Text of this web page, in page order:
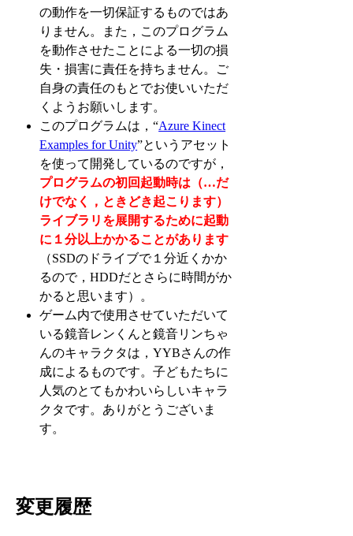
の動作を一切保証するものではあ
りません。また，このプログラム
を動作させたことによる一切の損
失・損害に責任を持ちません。ご
自身の責任のもとでお使いいただ
くようお願いします。
このプログラムは，“Azure Kinect
Examples for Unity”というアセット
を使って開発しているのですが，
プログラムの初回起動時は（…だ
けでなく，ときどき起こります）
ライブラリを展開するために起動
に１分以上かかることがあります
（SSDのドライブで１分近くかか
るので，HDDだとさらに時間がか
かると思います）。
ゲーム内で使用させていただいて
いる鏡音レンくんと鏡音リンちゃ
んのキャラクタは，YYBさんの作
成によるものです。子どもたちに
人気のとてもかわいらしいキャラ
クタです。ありがとうございま
す。
変更履歴